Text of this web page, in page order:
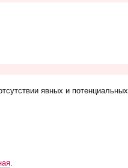
явных и потенциальных
.